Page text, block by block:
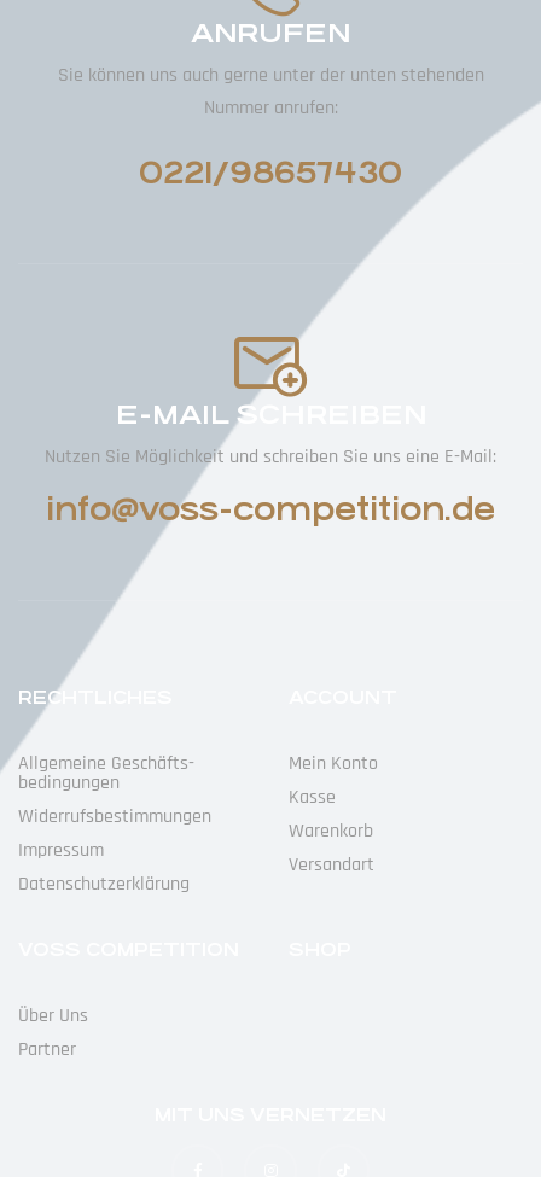
ANRUFEN
Sie können uns auch gerne unter der unten stehenden
Nummer anrufen:
0221/98657430
E-MAIL SCHREIBEN
Nutzen Sie Möglichkeit und schreiben Sie uns eine E-Mail:
info@voss-competition.de
RECHTLICHES
Allgemeine Geschäfts­
Bedingungen
Widerrufs­bestimmungen
Impressum
Datenschutz­erklärung
Mein Konto
Kasse
Warenkorb
Versandart
Über Uns
Partner